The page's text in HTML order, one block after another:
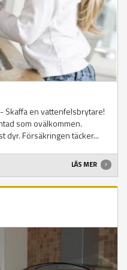
Skaffa en vattenfelsbrytare!
som ovälkommen.
dyr. Försäkringen täcker...
LÄS MER